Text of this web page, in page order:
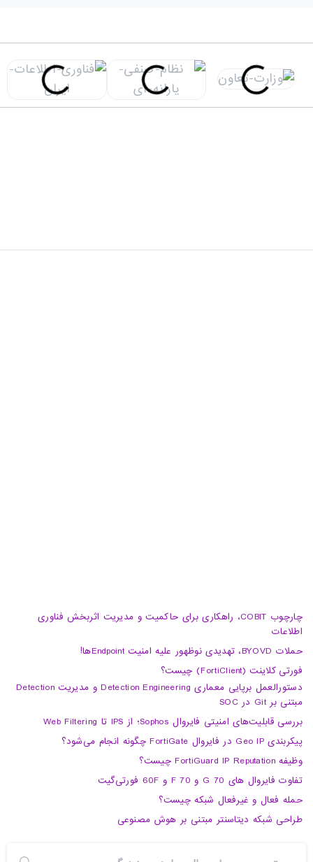
چارچوب COBIT، راهکاری برای حاکمیت و مدیریت اثربخش فناوری
اطلاعات
حملات BYOVD، تهدیدی نوظهور علیه امنیت Endpointها!
فورتی کلاینت (FortiClient) چیست؟
دستورالعمل برپایی معماری Detection Engineering و مدیریت Detection
مبتنی بر Git در SOC
بررسی قابلیت‌های امنیتی فایروال Sophos؛ از IPS تا Web Filtering
پیکربندی Geo IP در فایروال FortiGate چگونه انجام می‌شود؟
وظیفه FortiGuard IP Reputation چیست؟
تفاوت فایروال های 70 G و 70 F و 60F فورتی‌گیت
حمله فعال و غیرفعال شبکه چیست؟
طراحی شبکه دیتاسنتر مبتنی بر هوش مصنوعی